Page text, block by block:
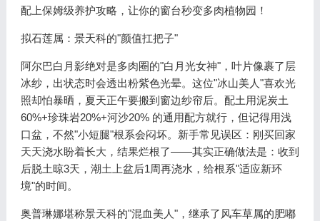
配上保姆级养护攻略，让你的窗台秒变多肉植物园！
拟石莲属：景天科的"颜值扛把子"
阿尔巴白月影绝对是多肉圈的"白月光女神"，叶片像裹了层
冰纱，出状态时会透出粉紫色光晕。这位"冰山美人"喜欢光
照却怕暴晒，夏天正午要搬到窗边纱帘后。配土用泥炭土
60%+珍珠岩20%+河沙20% 的通用配方就行，但记得用浅
口盆，不然"小短腿"根系会闷坏。新手常见误区：刚买回家
天天浇水盼着长大，结果烂根了——其实正确做法是：收到
后脱土晾3天，潮土上盆后1周再浇水，给根系"适应新环
境"的时间。
奥普琳娜堪称景天科的"混血美人"，继承了风车草属的肥嘟